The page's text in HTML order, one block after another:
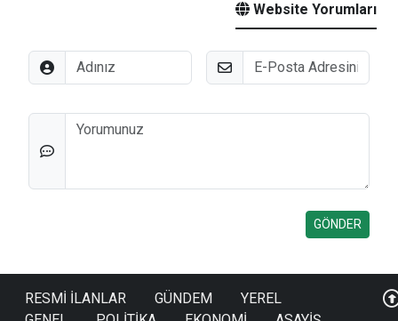
Website Yorumları
Adınız E-Posta
Düşünceleriniz
RESMİ İLANLAR GÜNDEM
YEREL